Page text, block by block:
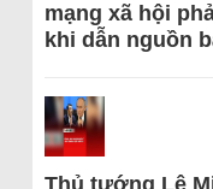
mạng xã hội
khi dẫn nguồn
Thủ tướng Lê